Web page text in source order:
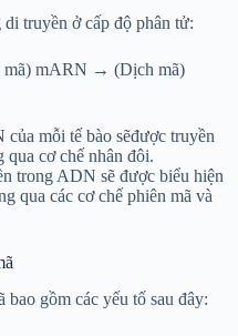
truyền ở cấp độ phân tử:
mARN → (Dịch mã)
mỗi tế bào sẽđược truyền
qua cơ chế nhân đôi.
trong ADN sẽ được biểu hiện
qua các cơ chế phiên mã và
gồm các yếu tố sau đây: